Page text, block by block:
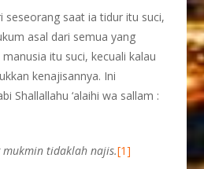
seseorang saat ia tidur itu suci,
asal dari semua yang
itu suci, kecuali kalau
kenajisannya. Ini
Shallallahu ‘alaihi wa sallam :
mukmin tidaklah najis.[1]